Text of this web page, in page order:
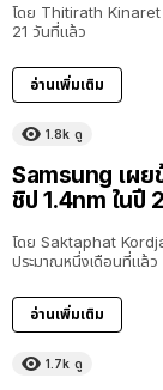
โดย Thitirath Kinaret
21 วันที่แล้ว
อ่านเพิ่มเติม
1.8k ดู
Samsung เผย
ชิป 1.4nm ในปี
โดย Saktaphat
ประมาณหนึ่งเดือนที่แล้ว
อ่านเพิ่มเติม
1.7k ดู